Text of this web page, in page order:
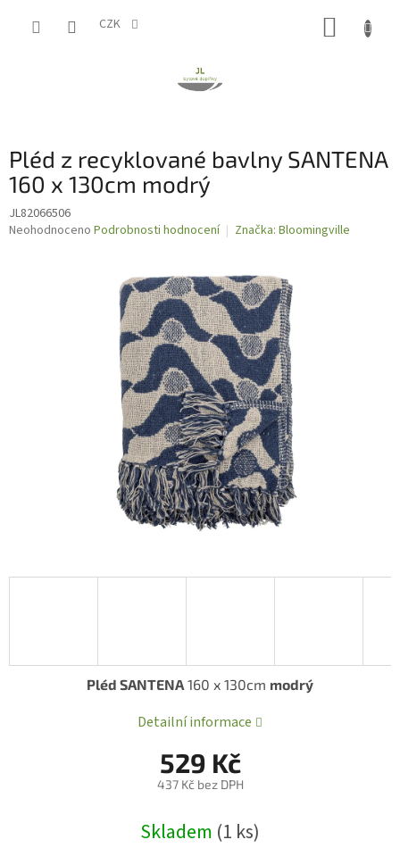
CZK
Pléd z recyklované bavlny SANTENA
160 x 130cm modrý
JL82066506
Průměrné
Neohodnoceno Podrobnosti hodnocení Značka: Bloomingville
529 Kč
437 Kč bez DPH
cena:
Skladem (1 ks)
Pléd SANTENA 160 x 130cm modrý
Detailní informace